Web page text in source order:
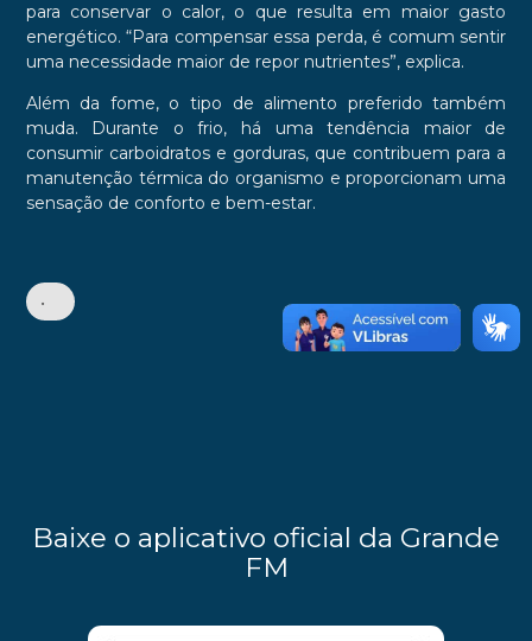
para conservar o calor, o que resulta em maior gasto
energético. “Para compensar essa perda, é comum sentir
uma necessidade maior de repor nutrientes”, explica.
Além da fome, o tipo de alimento preferido também
muda. Durante o frio, há uma tendência maior de
consumir carboidratos e gorduras, que contribuem para a
manutenção térmica do organismo e proporcionam uma
sensação de conforto e bem-estar.
•
Baixe o aplicativo oficial da Grande
FM